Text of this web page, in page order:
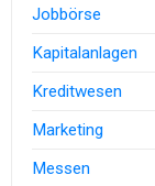
Jobbörse
Kapitalanlagen
Kreditwesen
Marketing
Messen